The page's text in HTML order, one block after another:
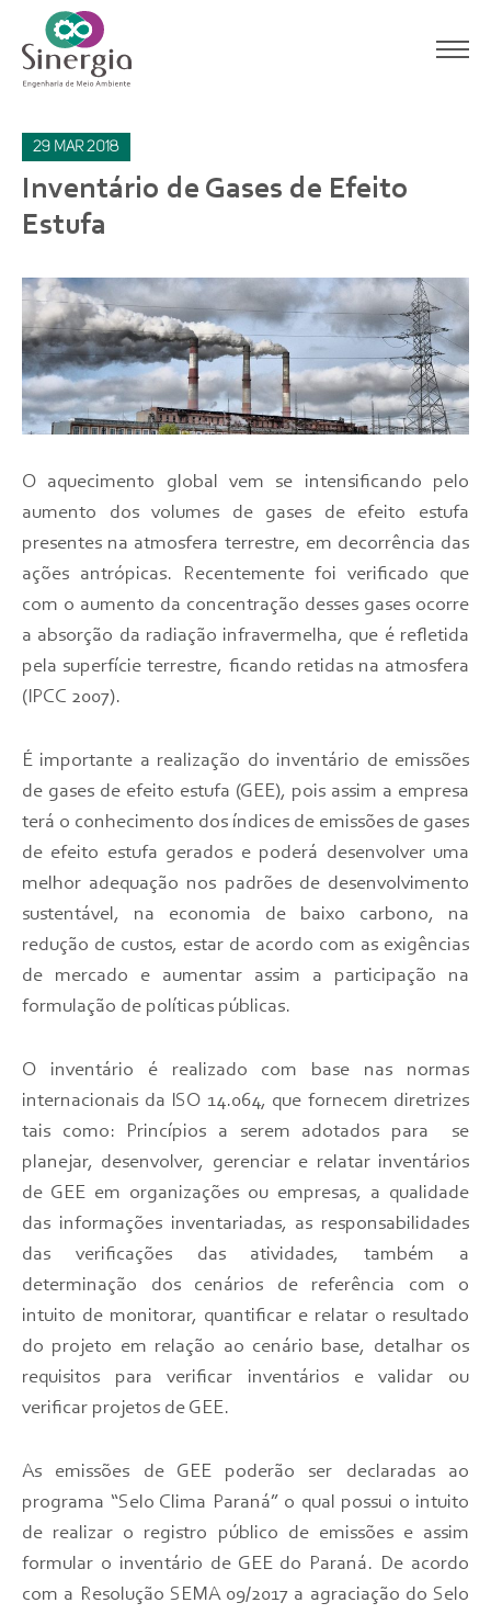
29 mar2018
Inventário de Gases de Efeito
Estufa
O aquecimento global vem se intensificando pelo
aumento dos volumes de gases de efeito estufa
presentes na atmosfera terrestre, em decorrência das
ações antrópicas. Recentemente foi verificado que
com o aumento da concentração desses gases ocorre
a absorção da radiação infravermelha, que é refletida
pela superfície terrestre, ficando retidas na atmosfera
(IPCC 2007).
É importante a realização do inventário de emissões
de gases de efeito estufa (GEE), pois assim a empresa
terá o conhecimento dos índices de emissões de gases
de efeito estufa gerados e poderá desenvolver uma
melhor adequação nos padrões de desenvolvimento
sustentável, na economia de baixo carbono, na
redução de custos, estar de acordo com as exigências
de mercado e aumentar assim a participação na
formulação de políticas públicas.
O inventário é realizado com base nas normas
internacionais da ISO 14.064, que fornecem diretrizes
tais como: Princípios a serem adotados para se
planejar, desenvolver, gerenciar e relatar inventários
de GEE em organizações ou empresas, a qualidade
das informações inventariadas, as responsabilidades
das verificações das atividades, também a
determinação dos cenários de referência com o
intuito de monitorar, quantificar e relatar o resultado
do projeto em relação ao cenário base, detalhar os
requisitos para verificar inventários e validar ou
verificar projetos de GEE.
As emissões de GEE poderão ser declaradas ao
programa “Selo Clima Paraná” o qual possui o intuito
de realizar o registro público de emissões e assim
formular o inventário de GEE do Paraná. De acordo
com a Resolução SEMA 09/2017 a agraciação do Selo